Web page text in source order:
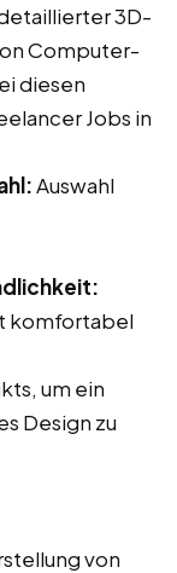
3D-
Computer-
diesen
Jobs in
Auswahl
komfortabel
um ein
Design zu
von